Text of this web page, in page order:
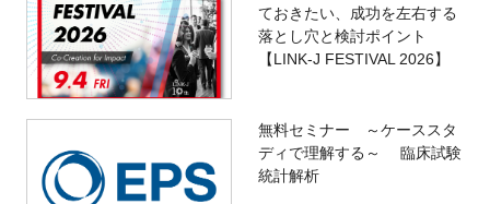
ておきたい、成功を左右する
落とし穴と検討ポイント
【LINK-J FESTIVAL 2026】
無料セミナー ～ケーススタ
ディで理解する～ 臨床試験
統計解析